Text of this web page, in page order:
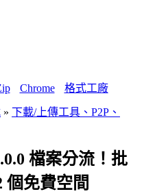
Chrome 格式工廠
» 下載/上傳工具、P2P、
檔案分流！批
個免費空間